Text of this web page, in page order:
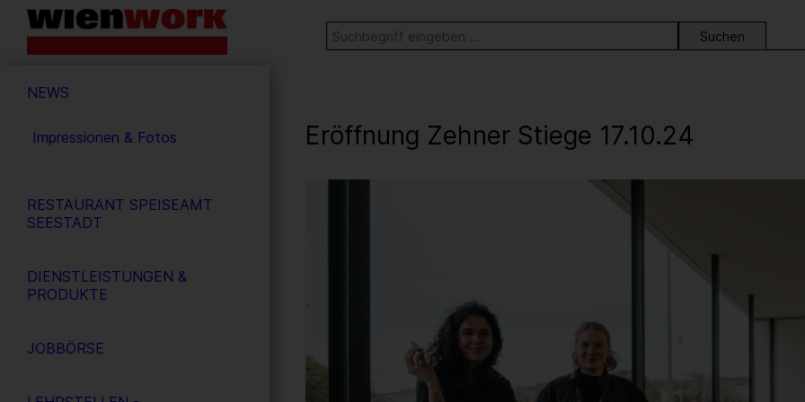
Barrierefreie
Bedienung
Webseite
Stichwortsuche
SUCHE
NEWS
Impressionen & Fotos
RESTAURANT SPEISEAMT
SEESTADT
DIENSTLEISTUNGEN &
PRODUKTE
JOBBÖRSE
Eröffnung Zehner Stiege 17.10.24